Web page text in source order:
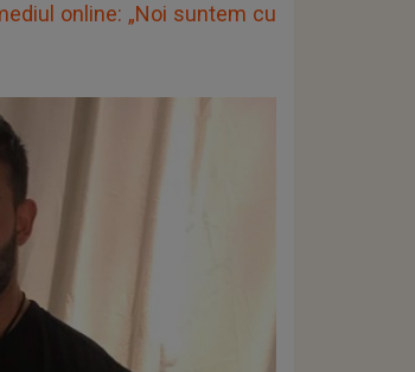
online: „Noi suntem cu